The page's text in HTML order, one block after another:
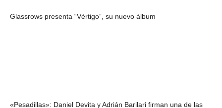
Glassrows presenta “Vértigo”, su nuevo álbum
«Pesadillas»: Daniel Devita y Adrián Barilari firman una de las